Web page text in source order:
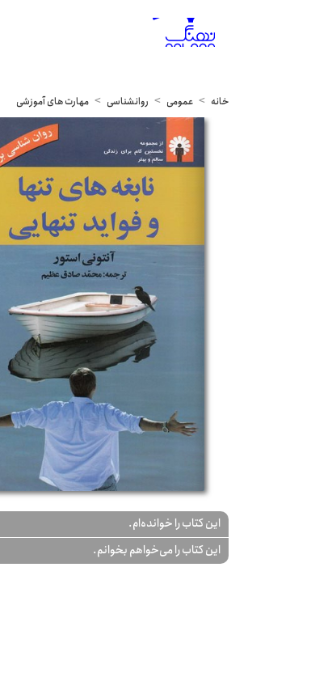
خانه عمومی روانشناسی مهارت های آموزشی
این کتاب را خوانده‌ام.
این کتاب را می‌خواهم بخوانم.